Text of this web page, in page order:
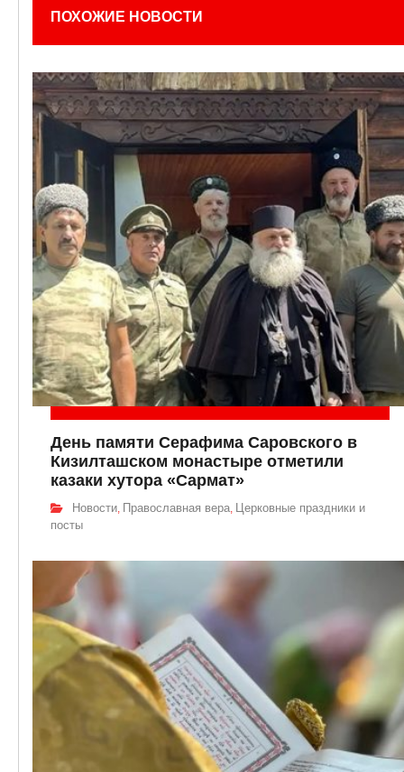
ПОХОЖИЕ НОВОСТИ
День памяти Серафима Саровского в
Кизилташском монастыре отметили
казаки хутора «Сармат»
Новости Православная вера Церковные праздники и
посты